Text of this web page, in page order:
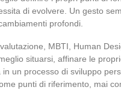
di evolvere. Un gesto
profondi.
MBTI, Human
situarsi, affinare le
un processo di sviluppo
punti di riferimento, mai